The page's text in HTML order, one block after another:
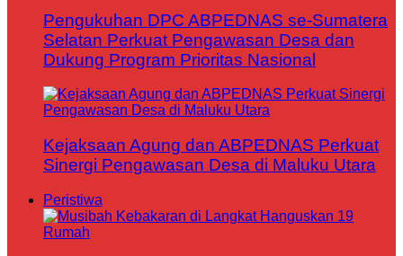
Pengukuhan DPC ABPEDNAS se-Sumatera
Selatan Perkuat Pengawasan Desa dan
Dukung Program Prioritas Nasional
Kejaksaan Agung dan ABPEDNAS Perkuat
Sinergi Pengawasan Desa di Maluku Utara
Peristiwa